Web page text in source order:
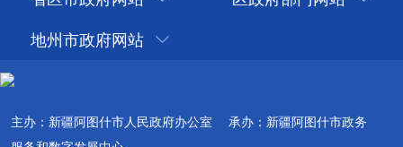
地州市政府网站
主办：新疆阿图什市人民政府办公室
承办：新疆阿图什市政务